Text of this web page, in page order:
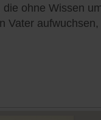
ohne Wissen
Vater aufwuchsen,